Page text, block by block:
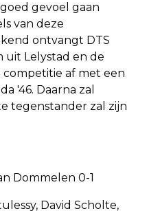
gevoel gaan
van deze
ontvangt DTS
uit Lelystad en de
af met een
'46. Daarna zal
tegenstander zal zijn
Dommelen 0-1
David Scholte,